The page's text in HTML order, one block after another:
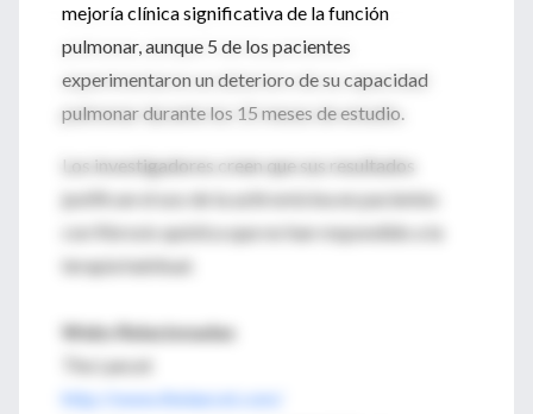
mejoría clínica significativa de la función
pulmonar, aunque 5 de los pacientes
experimentaron un deterioro de su capacidad
pulmonar durante los 15 meses de estudio.
Los investigadores creen que sus resultados
justifican el uso de la azitromicina en pacientes
con fibrosis quística que no han respondido a la
terapia habitual.
Webs Relacionadas
The Lancet
http://www.thelancet.com/